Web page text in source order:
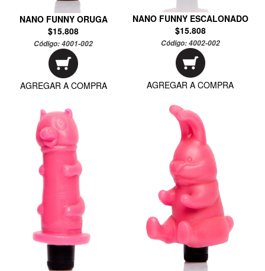
NANO FUNNY ORUGA
$15.808
Código:4001-002
AGREGAR A COMPRA
NANO FUNNY ESCALONADO
$15.808
Código:4002-002
AGREGAR A COMPRA